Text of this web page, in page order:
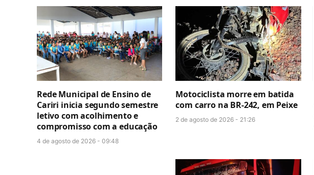
Rede Municipal de Ensino de
Cariri inicia segundo semestre
letivo com acolhimento e
compromisso com a educação
4 de agosto de 2026 - 09:48
Motociclista morre em batida
com carro na BR-242, em Peixe
2 de agosto de 2026 - 21:26